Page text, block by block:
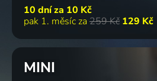
10 dní za 10 Kč
pak 1. měsíc za 259 Kč 129 Kč
MINI